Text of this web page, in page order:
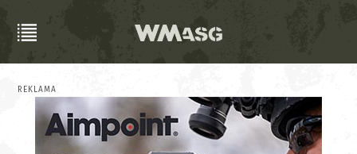
REKLAMA